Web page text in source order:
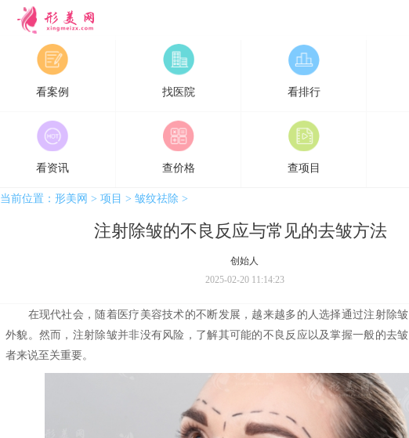
形美网
看案例 找医院 看排行
看资讯 查价格 查项目
当前位置： 形美网 > 项目 > 皱纹祛除 >
注射除皱的不良反应与常见的去皱方法
创始人
2025-02-20 11:14:23
在现代社会，随着医疗美容技术的不断发展，越来越多的人选择通过注射除皱
外貌。然而，注射除皱并非没有风险，了解其可能的不良反应以及掌握一般的去
者来说至关重要。